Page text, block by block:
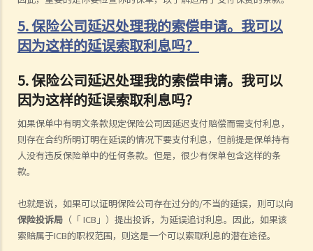
5. 保险公司延迟处理我的索偿申请。我可以
因为这样的延误索取利息吗？
5.保险公司延迟处理我的索偿申请。我可以
因为这样的延误索取利息吗？
如果保单中有明文条款规定保险公司因延迟支付赔偿而需支付利息，
则存在合约所明订明在延误的情况下要支付利息，但前提是保单持有
人没有违反保险单中的任何条款。但是，很少有保单包含这样的条
款。
也就是说，如果可以证明保险公司存在过分的/不当的延误，则可以向
保险投诉局 （「 ICB」）提出投诉，为延误追讨利息。因此，如果该
索赔属于ICB的职权范围，则这是一个可以索取利息的潜在途径。